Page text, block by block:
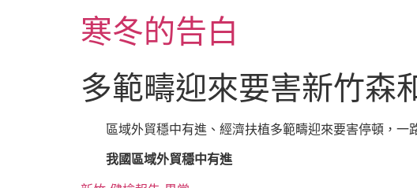
寒冬的告白
多範疇迎來要害新竹森
區域外貿穩中有進、經濟扶植多範疇迎來要害停頓，一
我國區域外貿穩中有進